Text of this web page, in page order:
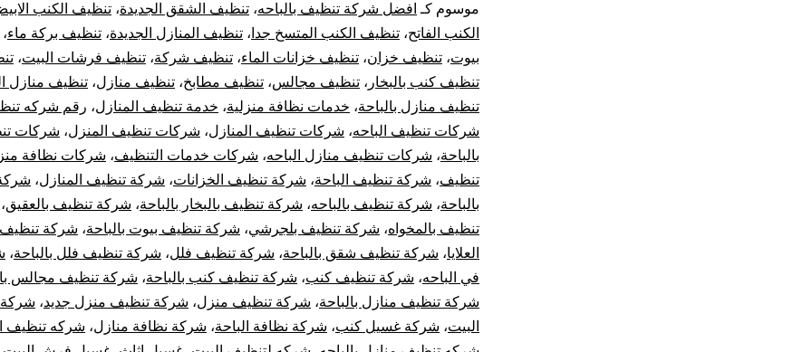
موسوم كـ افضل شركة تنظيف بالباحه، تنظيف الشقق الجديدة، تنظيف الكنب
الكنب الفاتح، تنظيف الكنب المتسخ جدا ، تنظيف المنازل الجديدة، تنظيف بركة ماء،
بيوت، تنظيف خزان، تنظيف خزانات الماء، تنظيف شركة، تنظيف فرشات البيت،
تنظيف كنب بالبخار ، تنظيف مجالس، تنظيف مطابخ، تنظيف منازل، تنظيف منازل
تنظيف منازل بالباحة، خدمات نظافة منزلية، خدمة تنظيف المنازل، رقم شركه
شركات تنظيف الباحه، شركات تنظيف المنازل، شركات تنظيف المنزل، شركات
بالباحة، شركات تنظيف منازل الباحه، شركات خدمات التنظيف، شركات نظافة
تنظيف، شركة تنظيف الباحة، شركة تنظيف الخزانات، شركة تنظيف المنازل،
بالباحة، شركة تنظيف بالباحه، شركة تنظيف بالبخار بالباحة، شركة تنظيف بالعقيق،
تنظيف بالمخواه، شركة تنظيف بلجرشي، شركة تنظيف بيوت بالباحة، شركة
العلايا، شركة تنظيف شقق بالباحة، شركة تنظيف فلل، شركة تنظيف فلل بالباحة،
في الباحه، شركة تنظيف كنب، شركة تنظيف كنب بالباحة، شركة تنظيف مجالس
شركة تنظيف منازل بالباحة، شركة تنظيف منزل، شركة تنظيف منزل جديد،
البيت، شركة غسيل كنب، شركة نظافة الباحة، شركة نظافة منازل، شركه تنظيف